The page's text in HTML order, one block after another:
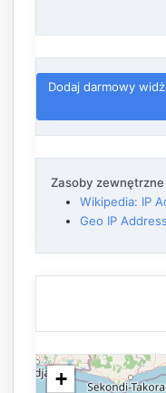
Dodaj darmowy
Zasoby zewnętrzne
Wikipedia: IP
Geo IP
+